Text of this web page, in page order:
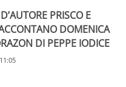
PRISCO E
DOMENICA
DI PEPPE IODICE